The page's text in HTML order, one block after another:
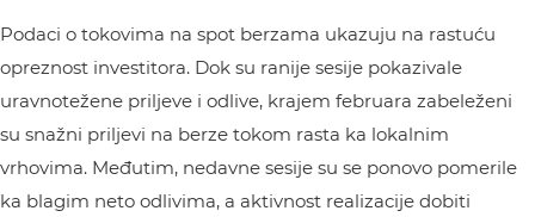
Podaci o tokovima na spot berzama ukazuju na rastuću
opreznost investitora. Dok su ranije sesije pokazivale
uravnotežene priljeve i odlive, krajem februara zabeleženi
su snažni priljevi na berze tokom rasta ka lokalnim
vrhovima. Međutim, nedavne sesije su se ponovo pomerile
ka blagim neto odlivima, a aktivnost realizacije dobiti